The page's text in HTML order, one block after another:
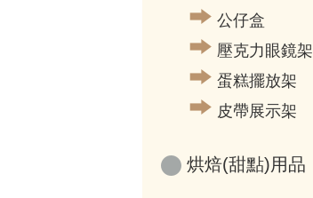
公仔盒
壓克力眼鏡架
蛋糕擺放架
皮帶展示架
烘焙(甜點)用品